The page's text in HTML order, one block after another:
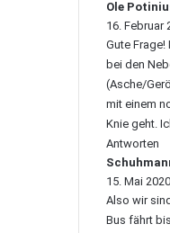
Ole
16. Februar
Gute
bei den
(Asche/
mit einem
Knie geht.
Antworten
15. Mai
Also wir
Bus fährt